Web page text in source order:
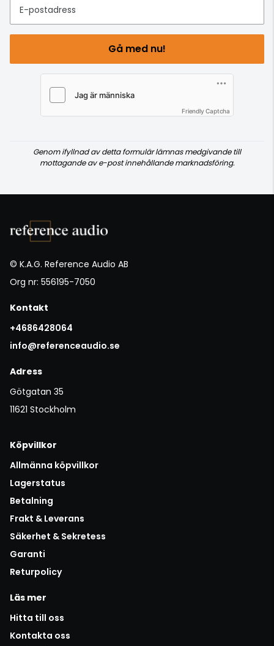
E-postadress
Gå med nu!
Friendly Captcha
Genom ifyllnad av detta formulär lämnas medgivande till
mottagande av e-post innehållande marknadsföring.
© K.A.G. Reference Audio AB
Org nr: 556195-7050
Kontakt
+4686428064
info@referenceaudio.se
Adress
Götgatan 35
11621 Stockholm
Köpvillkor
Allmänna köpvillkor
Lagerstatus
Betalning
Frakt & Leverans
Säkerhet & Sekretess
Garanti
Returpolicy
Läs mer
Hitta till oss
Kontakta oss